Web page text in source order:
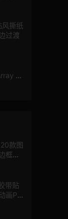
风撕纸
过渡
影
款图
框遮
带贴
画PR